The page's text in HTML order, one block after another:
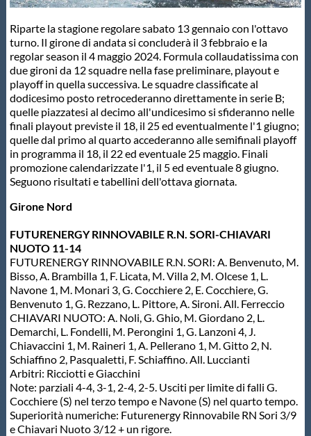
Scuole Nuoto
Propaganda
Centri Federali
Area Legislativa
Protezione Civile
Qualità
Sostenibilità
Privacy
Cookie Policy
Archivio News
Riparte la stagione regolare sabato 13 gennaio con l'ottavo
turno. Il girone di andata si concluderà il 3 febbraio e la
regolar season il 4 maggio 2024. Formula collaudatissima con
due gironi da 12 squadre nella fase preliminare, playout e
playoff in quella successiva. Le squadre classificate al
dodicesimo posto retrocederanno direttamente in serie B;
quelle piazzatesi al decimo all'undicesimo si sfideranno nelle
finali playout previste il 18, il 25 ed eventualmente l'1 giugno;
quelle dal primo al quarto accederanno alle semifinali playoff
in programma il 18, il 22 ed eventuale 25 maggio. Finali
promozione calendarizzate l'1, il 5 ed eventuale 8 giugno.
Seguono risultati e tabellini dell'ottava giornata.
Girone Nord
FUTURENERGY RINNOVABILE R.N. SORI-CHIAVARI
NUOTO 11-14
FUTURENERGY RINNOVABILE R.N. SORI: A. Benvenuto, M.
Bisso, A. Brambilla 1, F. Licata, M. Villa 2, M. Olcese 1, L.
Navone 1, M. Monari 3, G. Cocchiere 2, E. Cocchiere, G.
Benvenuto 1, G. Rezzano, L. Pittore, A. Sironi. All. Ferreccio
CHIAVARI NUOTO: A. Noli, G. Ghio, M. Giordano 2, L.
Demarchi, L. Fondelli, M. Perongini 1, G. Lanzoni 4, J.
Chiavaccini 1, M. Raineri 1, A. Pellerano 1, M. Gitto 2, N.
Schiaffino 2, Pasqualetti, F. Schiaffino. All. Luccianti
Arbitri: Ricciotti e Giacchini
Note: parziali 4-4, 3-1, 2-4, 2-5. Usciti per limite di falli G.
Cocchiere (S) nel terzo tempo e Navone (S) nel quarto tempo.
Superiorità numeriche: Futurenergy Rinnovabile RN Sori 3/9
e Chiavari Nuoto 3/12 + un rigore.